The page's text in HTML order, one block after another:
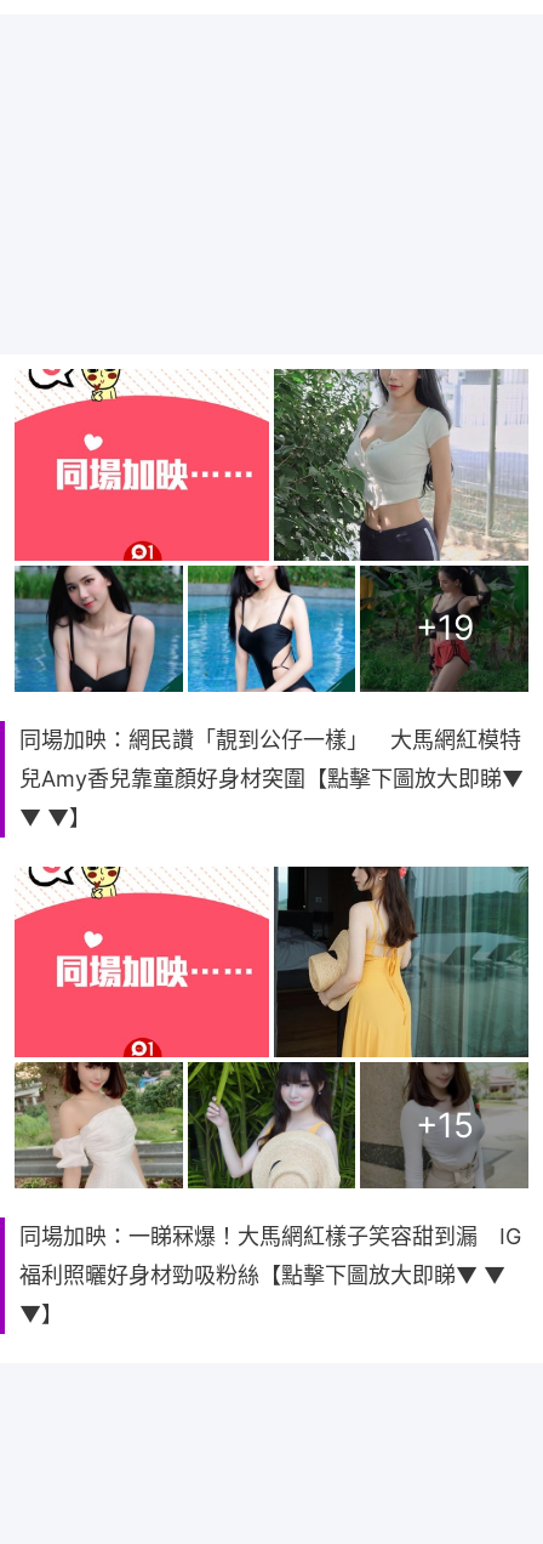
+19
同場加映：網民讚「靚到公仔一樣」 大馬網紅模特
兒Amy香兒靠童顏好身材突圍【點擊下圖放大即睇▼
▼ ▼】
+15
同場加映：一睇冧爆！大馬網紅樣子笑容甜到漏 IG
福利照曬好身材勁吸粉絲【點擊下圖放大即睇▼ ▼
▼】